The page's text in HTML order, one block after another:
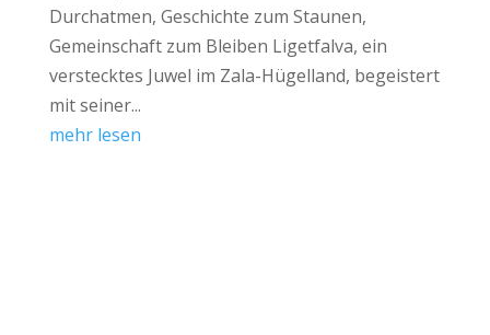
Durchatmen, Geschichte zum Staunen,
Gemeinschaft zum Bleiben Ligetfalva, ein
verstecktes Juwel im Zala-Hügelland, begeistert
mit seiner...
mehr lesen